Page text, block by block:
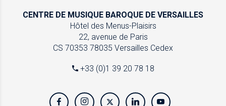
CENTRE DE MUSIQUE BAROQUE DE VERSAILLES
Hôtel des Menus-Plaisirs
22, avenue de Paris
CS 70353 78035 Versailles Cedex
+33 (0)1 39 20 78 18